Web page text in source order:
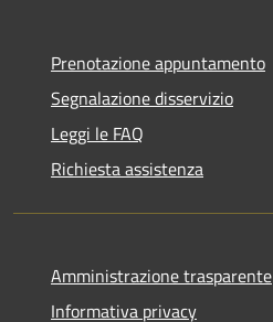
Prenotazione appuntamento
Segnalazione disservizio
Leggi le FAQ
Richiesta assistenza
Amministrazione trasparente
Informativa privacy